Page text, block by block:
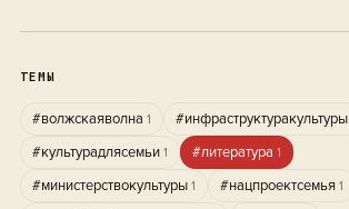
ТЕМЫ
#волжскаяволна 1 #инфраструктуракультуры
#культурадлясемьи 1 #литература 1
#министерствокультуры 1 #нацпроектсемья 1